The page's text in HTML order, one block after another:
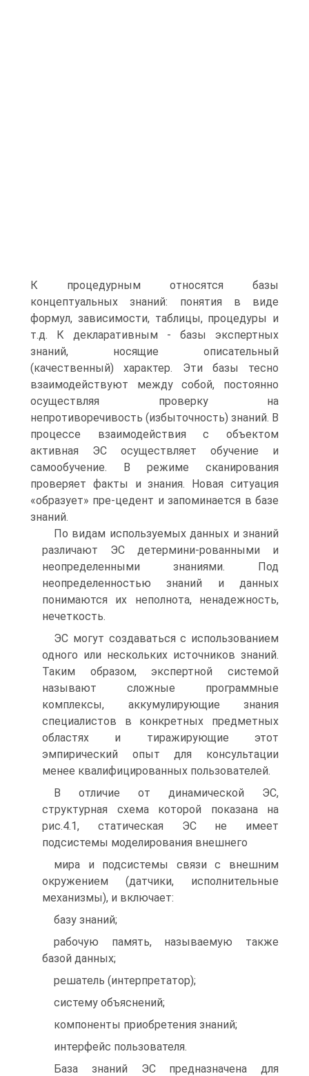
К процедурным относятся базы
концептуальных знаний: понятия в виде
формул, зависимости, таблицы, процедуры и
т.д. К декларативным - базы экспертных
знаний, носящие описательный
(качественный) характер. Эти базы тесно
взаимодействуют между собой, постоянно
осуществляя проверку на
непротиворечивость (избыточность) знаний. В
процессе взаимодействия с объектом
активная ЭС осуществляет обучение и
самообучение. В режиме сканирования
проверяет факты и знания. Новая ситуация
«образует» пре-цедент и запоминается в базе
знаний.
По видам используемых данных и знаний
различают ЭС детермини-рованными и
неопределенными знаниями. Под
неопределенностью знаний и данных
понимаются их неполнота, ненадежность,
нечеткость.
ЭС могут создаваться с использованием
одного или нескольких источников знаний.
Таким образом, экспертной системой
называют сложные программные
комплексы, аккумулирующие знания
специалистов в конкретных предметных
областях и тиражирующие этот
эмпирический опыт для консультации
менее квалифицированных пользователей.
В отличие от динамической ЭС,
структурная схема которой показана на
рис.4.1, статическая ЭС не имеет
подсистемы моделирования внешнего
мира и подсистемы связи с внешним
окружением (датчики, исполнительные
механизмы), и включает:
базу знаний;
рабочую память, называемую также
базой данных;
решатель (интерпретатор);
систему объяснений;
компоненты приобретения знаний;
интерфейс пользователя.
База знаний ЭС предназначена для